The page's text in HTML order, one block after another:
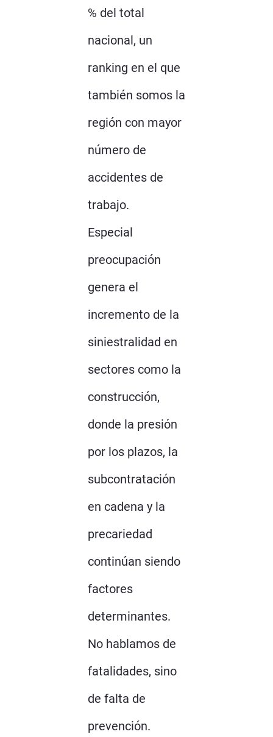
% del total
nacional, un
ranking en el que
también somos la
región con mayor
número de
accidentes de
trabajo.
Especial
preocupación
genera el
incremento de la
siniestralidad en
sectores como la
construcción,
donde la presión
por los plazos, la
subcontratación
en cadena y la
precariedad
continúan siendo
factores
determinantes.
No hablamos de
fatalidades, sino
de falta de
prevención.